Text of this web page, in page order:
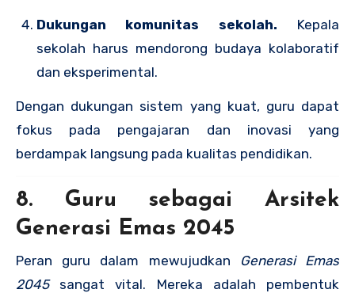
Dukungan komunitas sekolah. Kepala
sekolah harus mendorong budaya kolaboratif
dan eksperimental.
Dengan dukungan sistem yang kuat, guru dapat
fokus pada pengajaran dan inovasi yang
berdampak langsung pada kualitas pendidikan.
8. Guru sebagai Arsitek
Generasi Emas 2045
Peran guru dalam mewujudkan
Generasi Emas
2045sangat vital. Mereka adalah pembentuk